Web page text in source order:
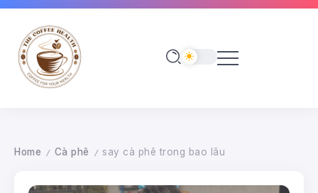
Home / Cà phê / say cà phê trong bao lâu